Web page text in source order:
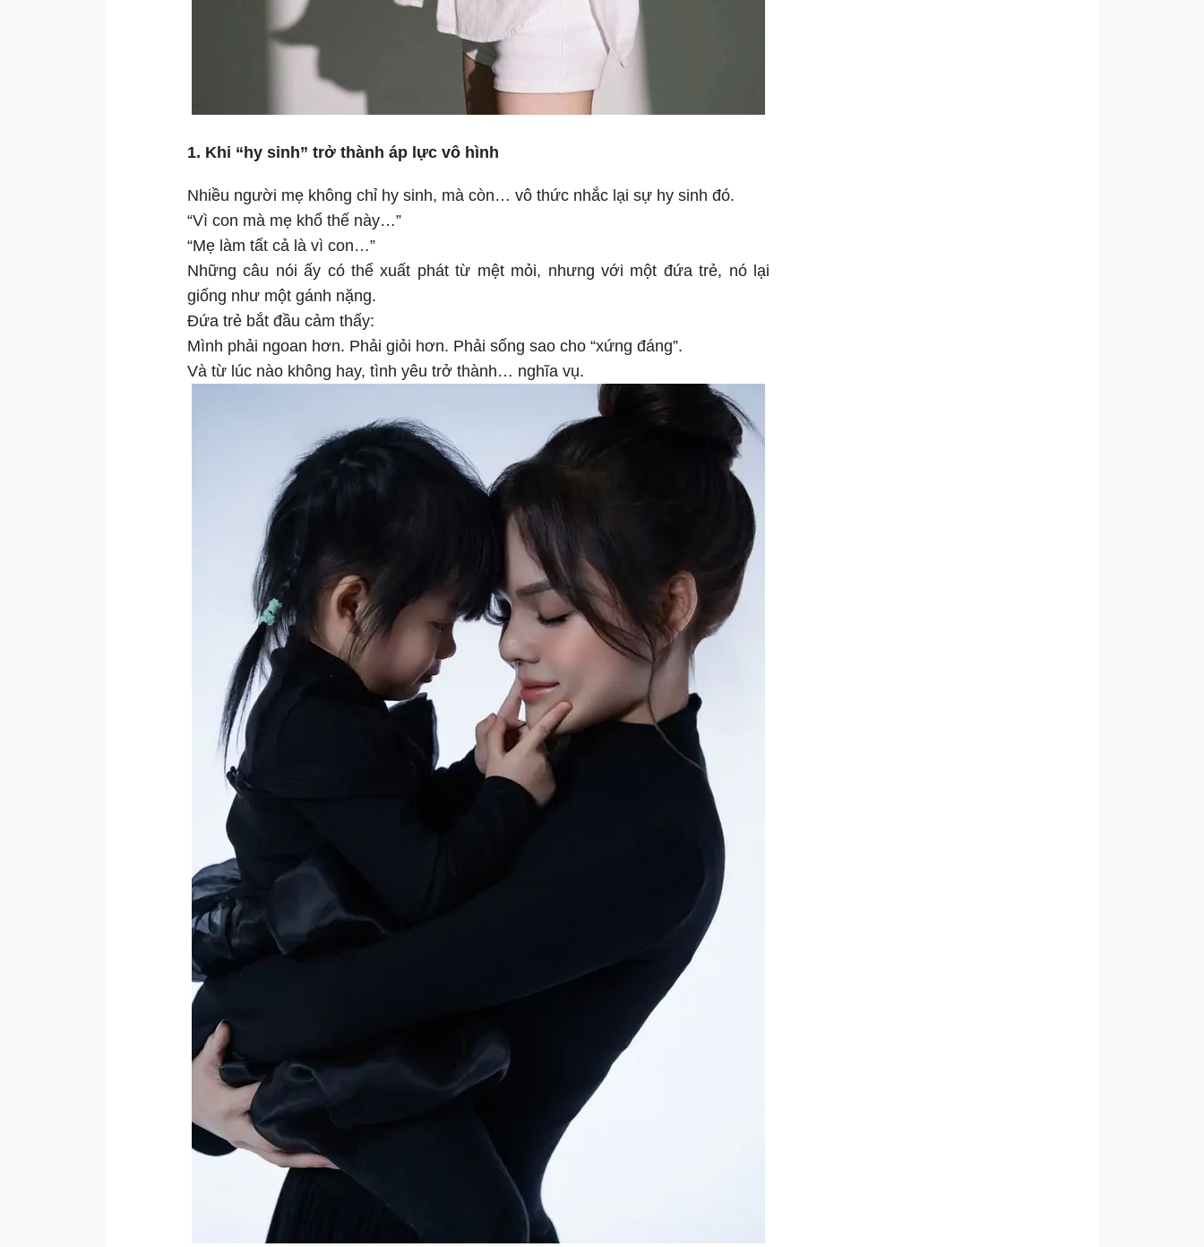
1. Khi “hy sinh” trở thành áp lực vô hình
Nhiều người mẹ không chỉ hy sinh, mà còn… vô thức nhắc lại sự hy sinh đó.
“Vì con mà mẹ khổ thế này…”
“Mẹ làm tất cả là vì con…”
Những câu nói ấy có thể xuất phát từ mệt mỏi, nhưng với một đứa trẻ, nó lại
giống như một gánh nặng.
Đứa trẻ bắt đầu cảm thấy:
Mình phải ngoan hơn. Phải giỏi hơn. Phải sống sao cho “xứng đáng”.
Và từ lúc nào không hay, tình yêu trở thành… nghĩa vụ.